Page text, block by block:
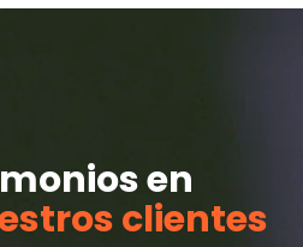
en
clientes